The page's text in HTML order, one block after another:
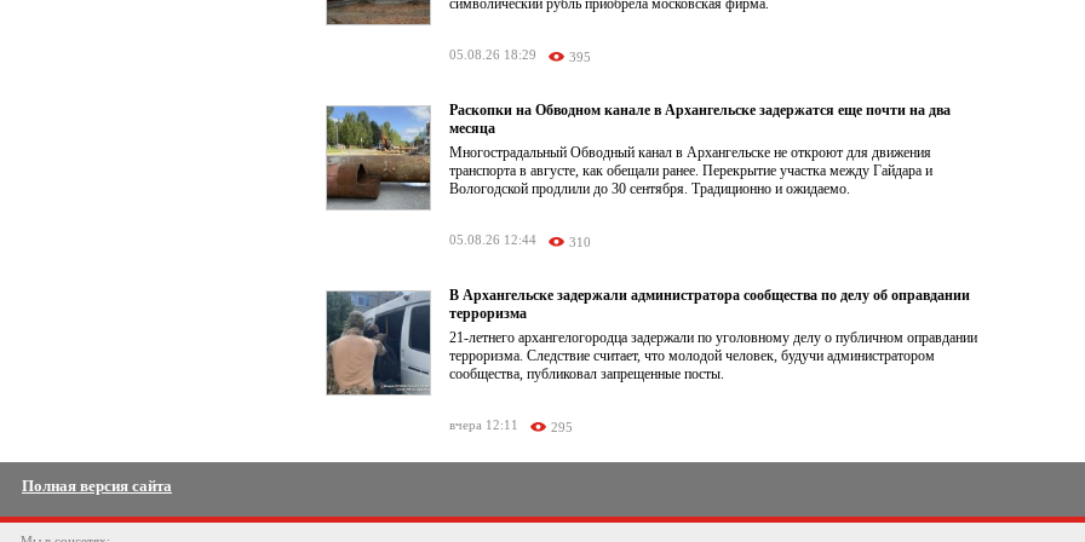
05.08.26 18:29 395
Раскопки на Обводном канале в Архангельске задержатся еще почти на два
месяца
Многострадальный Обводный канал в Архангельске не откроют для движения
транспорта в августе, как обещали ранее. Перекрытие участка между Гайдара и
Вологодской продлили до 30 сентября. Традиционно и ожидаемо.
05.08.26 12:44 310
В Архангельске задержали администратора сообщества по делу об оправдании
терроризма
21-летнего архангелогородца задержали по уголовному делу о публичном оправдании
терроризма. Следствие считает, что молодой человек, будучи администратором
сообщества, публиковал запрещенные посты.
вчера 12:11 295
Полная версия сайта